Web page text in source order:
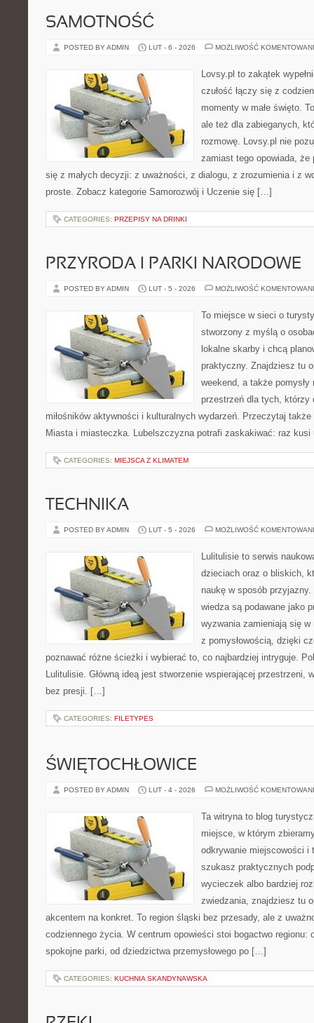
SAMOTNOŚĆ
POSTED BY ADMIN LUT - 6 - 2026 MOŻLIWOŚĆ
Lovsy.pl to zakątek
czułość łączy się z
momenty w małe święto.
ale też dla zabieganych,
rozmowę. Lovsy.pl nie
zamiast tego opowiada, że
się z małych decyzji: z uważności, z dialogu, z zrozumienia i z
proste. Zobacz kategorie Samorozwój i Uczenie się […]
CATEGORIES: PRZEPISY NA DRINKI
PRZYRODA I PARKI NARODOWE
POSTED BY ADMIN LUT - 5 - 2026 MOŻLIWOŚĆ
To miejsce w sieci o
stworzony z myślą o
lokalne skarby i chcą
praktyczny. Znajdziesz tu
weekend, a także pomysły
przestrzeń dla tych, którzy
miłośników aktywności i kulturalnych wydarzeń. Przeczytaj
Miasta i miasteczka. Lubelszczyzna potrafi zaskakiwać: raz
CATEGORIES: MIEJSCA Z KLIMATEM
TECHNIKA
POSTED BY ADMIN LUT - 5 - 2026 MOŻLIWOŚĆ
Lulitulisie to serwis
dzieciach oraz o bliskich,
naukę w sposób
wiedza są podawane jako
wyzwania zamieniają się w
z pomysłowością, dzięki
poznawać różne ścieżki i wybierać to, co najbardziej intryguje.
Lulitulisie. Główną ideą jest stworzenie wspierającej przestrzeni,
bez presji. […]
CATEGORIES: FILETYPES
ŚWIĘTOCHŁOWICE
POSTED BY ADMIN LUT - 4 - 2026 MOŻLIWOŚĆ
Ta witryna to blog
miejsce, w którym
odkrywanie miejscowości i
szukasz praktycznych
wycieczek albo bardziej
zwiedzania, znajdziesz tu
akcentem na konkret. To region śląski bez przesady, ale z
codziennego życia. W centrum opowieści stoi bogactwo regionu:
spokojne parki, od dziedzictwa przemysłowego po […]
CATEGORIES: KUCHNIA SKANDYNAWSKA